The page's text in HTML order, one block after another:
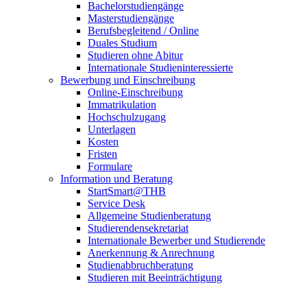
Bachelorstudiengänge
Masterstudiengänge
Berufsbegleitend / Online
Duales Studium
Studieren ohne Abitur
Internationale Studieninteressierte
Bewerbung und Einschreibung
Online-Einschreibung
Immatrikulation
Hochschulzugang
Unterlagen
Kosten
Fristen
Formulare
Information und Beratung
StartSmart@THB
Service Desk
Allgemeine Studienberatung
Studierendensekretariat
Internationale Bewerber und Studierende
Anerkennung & Anrechnung
Studienabbruchberatung
Studieren mit Beeinträchtigung